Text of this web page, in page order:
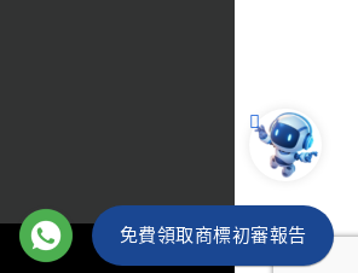
免費領取商標初審報告